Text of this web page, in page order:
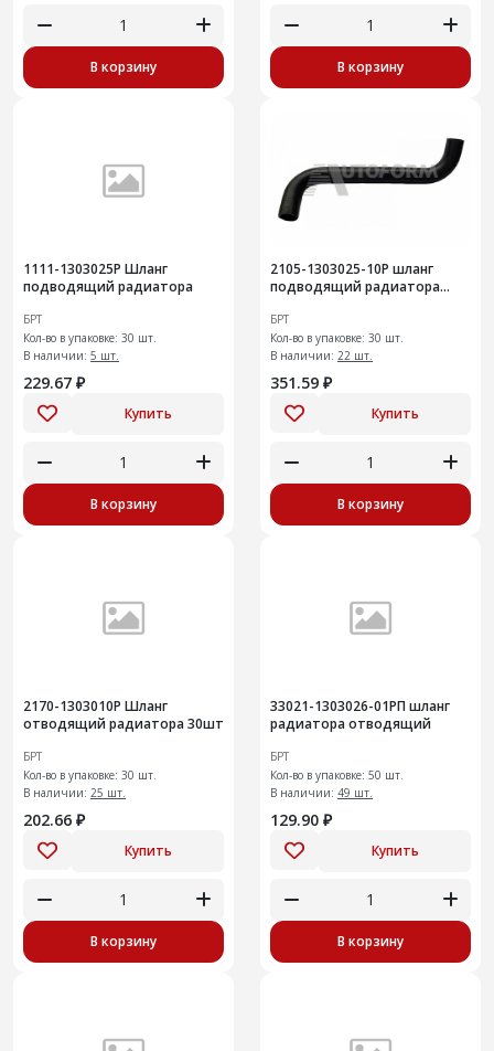
В корзину В корзину
1111-1303025Р Шланг
подводящий радиатора
БРТ
Кол-во в упаковке: 30 шт.
В наличии: 5 шт.
229.67 ₽
Купить
В корзину
2105-1303025-10Р шланг
подводящий радиатора
БРТ
Кол-во в упаковке: 30 шт.
В наличии: 22 шт.
351.59 ₽
Купить
В корзину
2170-1303010Р Шланг
отводящий радиатора 30шт
БРТ
Кол-во в упаковке: 30 шт.
В наличии: 25 шт.
202.66 ₽
Купить
В корзину
33021-1303026-01РП шланг
радиатора отводящий
БРТ
Кол-во в упаковке: 50 шт.
В наличии: 49 шт.
129.90 ₽
Купить
В корзину